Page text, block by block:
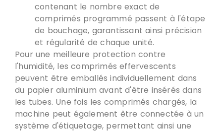
contenant le nombre exact de
comprimés programmé passent à l'étape
de bouchage, garantissant ainsi précision
et régularité de chaque unité.
Pour une meilleure protection contre
l'humidité, les comprimés effervescents
peuvent être emballés individuellement dans
du papier aluminium avant d'être insérés dans
les tubes. Une fois les comprimés chargés, la
machine peut également être connectée à un
système d'étiquetage, permettant ainsi une